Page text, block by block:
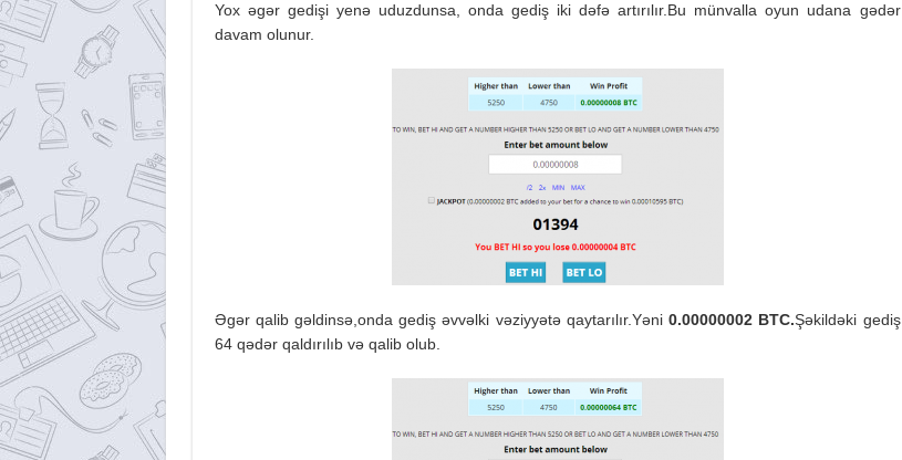
Yox əgər gedişi yenə uduzdunsa, onda gediş iki dəfə artırılır.Bu münvalla oyun udana gədər
davam olunur.
Əgər qalib gəldinsə,onda gediş əvvəlki vəziyyətə qaytarılır.Yəni0.00000002 BTC.Şəkildəki gediş
64 qədər qaldırılıb və qalib olub.